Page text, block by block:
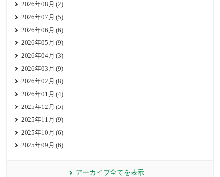
2026年08月 (2)
2026年07月 (5)
2026年06月 (6)
2026年05月 (9)
2026年04月 (3)
2026年03月 (9)
2026年02月 (8)
2026年01月 (4)
2025年12月 (5)
2025年11月 (9)
2025年10月 (6)
2025年09月 (6)
アーカイブ全てを表示